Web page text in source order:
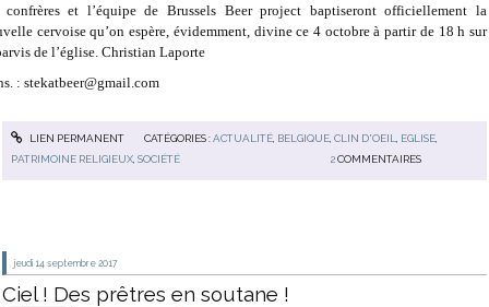
confrères et l’équipe de Brussels Beer project baptiseront officiellement la
cervoise qu’on espère, évidemment, divine ce 4 octobre à partir de 18 h sur
de l’église. Christian Laporte
: stekatbeer@gmail.com
LIEN PERMANENT CATÉGORIES :ACTUALITÉ, BELGIQUE, CLIN D'OEIL EGLISE,
PATRIMOINE RELIGIEUX ,SOCIÉTÉ 2 COMMENTAIRES
jeudi 14 septembre 2017
Ciel ! Des prêtres en soutane !